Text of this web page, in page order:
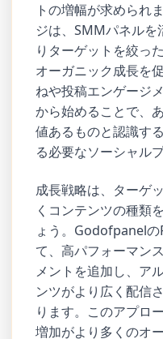
トの増幅が求められ
ジは、SMMパネル
りターゲットを絞っ
オーガニック成長を
ねや投稿エンゲージ
から始めることで、
値あるものと認識す
る必要なソーシャル
成長戦略は、ターゲ
くコンテンツの種類
ょう。Godofpanel
て、高パフォーマン
メントを追加し、ア
ンツがより広く配信
ります。このアプロ
増加がより多くのオ